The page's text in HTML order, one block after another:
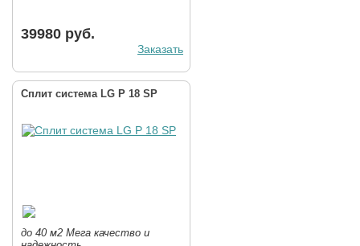
39980 руб.
Заказать
Сплит система LG P 18 SP
до 40 м2 Мега качество и